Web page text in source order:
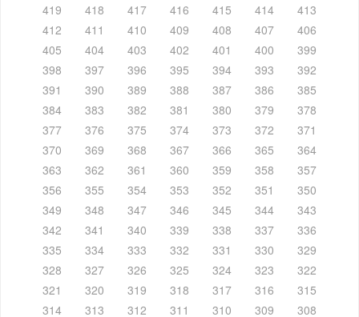
419
418 417 416 415 414
413
412
411 410 409 408 407
406
405
404 403 402 401 400
399
398
397 396 395 394 393
392
391
390 389 388 387 386
385
384
383 382 381 380 379
378
377
376 375 374 373 372
371
370
369 368 367 366 365
364
363
362 361 360 359 358
357
356
355 354 353 352 351
350
349
348 347 346 345 344
343
342
341 340 339 338 337
336
335
334 333 332 331 330
329
328
327 326 325 324 323
322
321
320 319 318 317 316
315
314
313 312 311 310 309
308